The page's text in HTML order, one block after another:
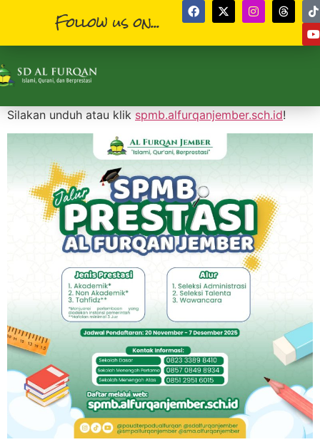
Follow us on...
Silakan unduh atau klik spmb.alfurqanjember.sch.id!